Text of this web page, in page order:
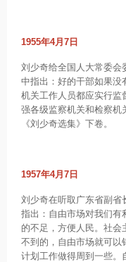
1955年4月7日
刘少奇给全国人大常委会
中指出：好的干部如果没
机关工作人员都应实行监
强各级监察机关和检察机
《刘少奇选集》下卷。
1957年4月7日
刘少奇在听取广东省副省
指出：自由市场对我们有
的不足，方便人民。社会
不到的，自由市场就可以
计划工作做得周到一些。